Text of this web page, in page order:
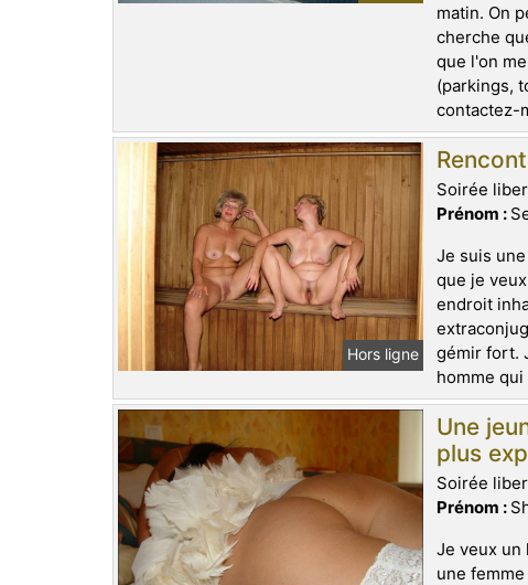
matin. On
cherche
que l'on
(parkings,
contactez-
Hors ligne
Soirée
Prénom :
Je suis
que je
endroit
gémir fort.
homme
Une
plus
Soirée
Prénom :
Je veux un
une